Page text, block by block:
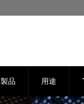
製品 用途